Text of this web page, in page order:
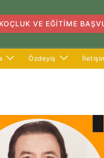
KOÇLUK VE EĞITIME
Özdeyiş